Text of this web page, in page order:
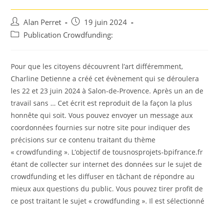
Auteur/autrice
de
Alan Perret
Post
published:
19 juin 2024
PostPublication Crowdfunding:
Pour que les citoyens découvrent l’art différemment,
Charline Detienne a créé cet évènement qui se déroulera
les 22 et 23 juin 2024 à Salon-de-Provence. Après un an de
travail sans … Cet écrit est reproduit de la façon la plus
honnête qui soit. Vous pouvez envoyer un message aux
coordonnées fournies sur notre site pour indiquer des
précisions sur ce contenu traitant du thème
« crowdfunding ». L’objectif de tousnosprojets-bpifrance.fr
étant de collecter sur internet des données sur le sujet de
crowdfunding et les diffuser en tâchant de répondre au
mieux aux questions du public. Vous pouvez tirer profit de
ce post traitant le sujet « crowdfunding ». Il est sélectionné